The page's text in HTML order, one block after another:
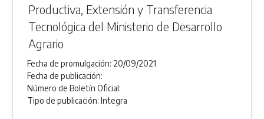
Productiva, Extensión y Transferencia
Tecnológica del Ministerio de Desarrollo
Agrario
Fecha de promulgación: 20/09/2021
Fecha de publicación:
Número de Boletín Oficial:
Tipo de publicación:Integra